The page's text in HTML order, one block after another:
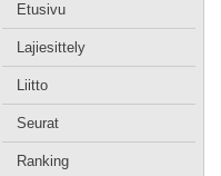
Etusivu
Lajiesittely
Liitto
Seurat
Ranking